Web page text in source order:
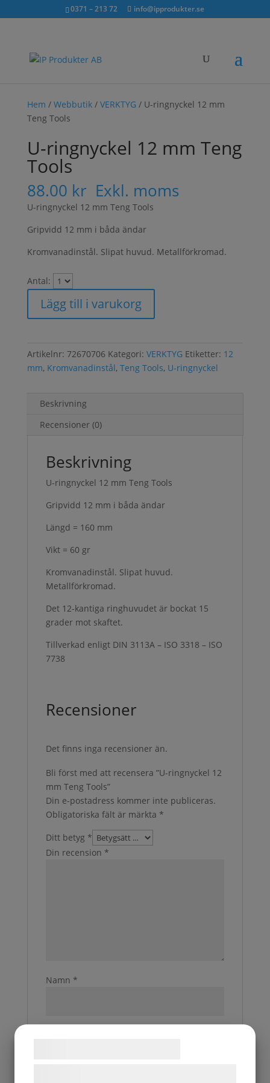
inkl. moms0371 – 213 72 info@ipprodukter.se
Sök...
×
Hem / Webbutik/ VERKTYG / U-ringnyckel 12 mm
Teng Tools
U-ringnyckel 12 mm Teng
Tools
88.00 kr Exkl. moms
U-ringnyckel 12 mm Teng Tools
Gripvidd 12 mm i båda ändar
Kromvanadinstål. Slipat huvud. Metallförkromad.
Antal:
Lägg till i varukorg
Artikelnr: 72670706 Kategori: VERKTYG Etiketter: 12
mm, Kromvanadinstål, Teng Tools, U-ringnyckel
Beskrivning
Recensioner (0)
Beskrivning
U-ringnyckel 12 mm Teng Tools
Gripvidd 12 mm i båda ändar
Längd = 160 mm
Vikt = 60 gr
Kromvanadinstål. Slipat huvud.
Metallförkromad.
Det 12-kantiga ringhuvudet är bockat 15
grader mot skaftet.
Tillverkad enligt DIN 3113A – ISO 3318 – ISO
7738
Recensioner
Det finns inga recensioner än.
Bli först med att recensera ”U-ringnyckel 12
mm Teng Tools”
Din e-postadress kommer inte publiceras.
Obligatoriska fält är märkta *
Ditt betyg *
Din recension *
Namn *